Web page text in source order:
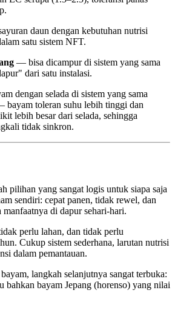
daun dengan kebutuhan nutrisi
satu sistem NFT.
— bisa dicampur di sistem yang sama
dari satu instalasi.
dengan selada di sistem yang sama
bayam toleran suhu lebih tinggi dan
lebih besar dari selada, sehingga
tidak sinkron.
pilihan yang sangat logis untuk siapa saja
sendiri: cepat panen, tidak rewel, dan
manfaatnya di dapur sehari-hari.
perlu lahan, dan tidak perlu
Cukup sistem sederhana, larutan nutrisi
dalam pemantauan.
langkah selanjutnya sangat terbuka:
bahkan bayam Jepang (horenso) yang nilai